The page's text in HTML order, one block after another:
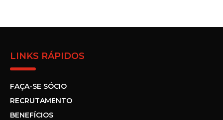
LINKS RÁPIDOS
FAÇA-SE SÓCIO
RECRUTAMENTO
BENEFÍCIOS